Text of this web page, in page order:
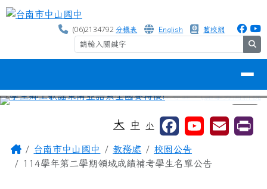
跳至主內容區
台南市中山國中
(06)2134792分機表 English 舊校網
⏸
大 中 小
主內容區域
Home台南市中山國中 教務處
校園公告
114學年第二學期領域成績補考學生名單公告
頁尾區域